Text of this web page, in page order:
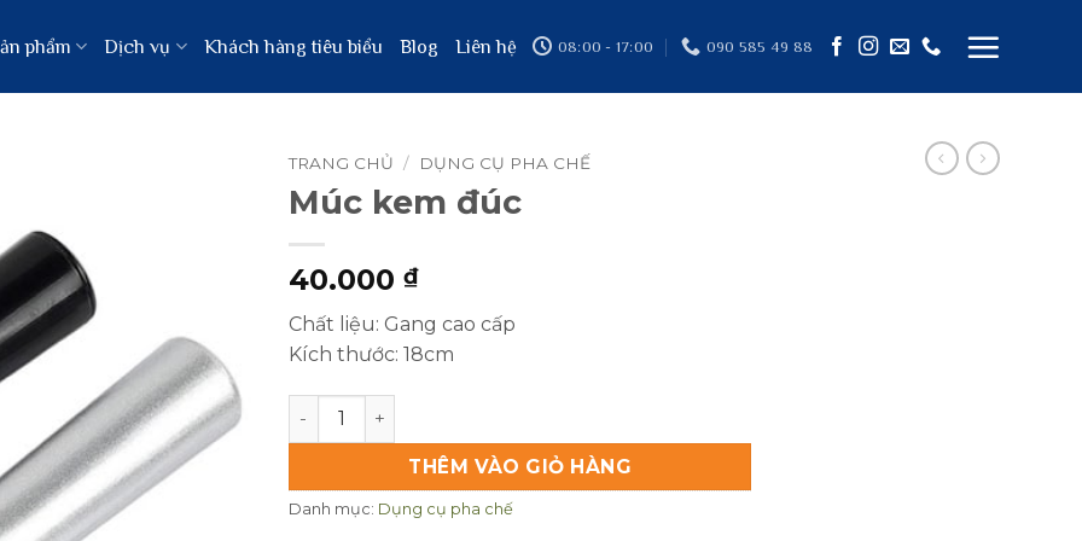
phẩm Dịch vụ Khách hàng tiêu biểu Blog Liên hệ 08:00 - 17:00 090 585 49 88
TRANG CHỦ / DỤNG CỤ PHA CHẾ
Múc kem đúc
40.000 ₫
Chất liệu: Gang cao cấp
Kích thước: 18cm
Múc kem đúc số lượng
THÊM VÀO GIỎ HÀNG
Danh mục: Dụng cụ pha chế